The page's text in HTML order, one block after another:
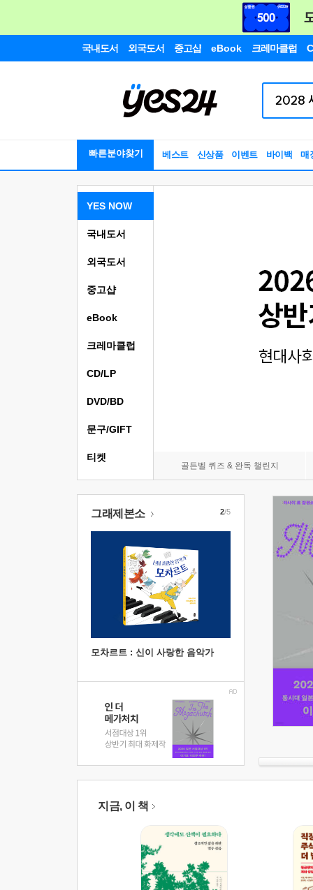
국내도서 외국도서 중고샵 eBook 크레마클럽
빠른분야찾기 베스트 신상품 이벤트 바이백 매
YES NOW
골든벨 퀴즈 & 완독 챌린지
국내도서
외국도서
중고샵
eBook
크레마클럽
CD/LP
DVD/BD
문구/GIFT
티켓
그래제본소
모차르트 : 신이 사랑한 음악가
2/5
지금, 이 책